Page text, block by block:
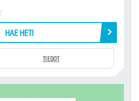
HAE HETI
TIEDOT